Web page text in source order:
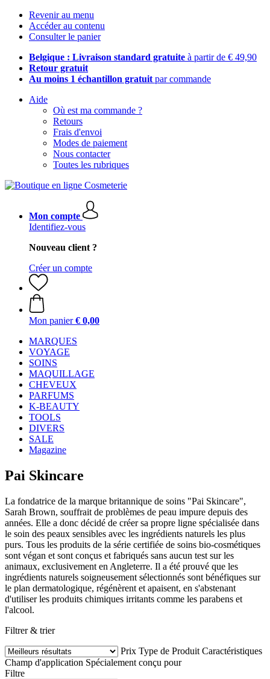
Revenir au menu
Accéder au contenu
Consulter le panier
Belgique : Livraison standard gratuite à partir de € 49,90
Retour gratuit
Au moins 1 échantillon gratuit par commande
Aide
Où est ma commande ?
Retours
Frais d'envoi
Modes de paiement
Nous contacter
Toutes les rubriques
Mon compte
Identifiez-vous
Nouveau client ?
Créer un compte
Mon panier € 0,00
MARQUES
VOYAGE
SOINS
MAQUILLAGE
CHEVEUX
PARFUMS
K-BEAUTY
TOOLS
DIVERS
SALE
Magazine
Pai Skincare
La fondatrice de la marque britannique de soins "Pai Skincare",
Sarah Brown, souffrait de problèmes de peau impure depuis des
années. Elle a donc décidé de créer sa propre ligne spécialisée dans
le soin des peaux sensibles avec les ingrédients naturels les plus
purs. Tous les produits de la série certifiée de soins bio-cosmétiques
sont végan et sont conçus et fabriqués sans aucun test sur les
animaux, exclusivement en Angleterre. Il a été prouvé que les
ingrédients naturels soigneusement sélectionnés sont bénéfiques sur
le plan dermatologique, régénèrent et apaisent, en s'abstenant
d'utiliser les produits chimiques irritants comme les parabens et
l'alcool.
Filtrer & trier
Prix Type de Produit Caractéristiques
Champ d'application Spécialement conçu pour
Filtre